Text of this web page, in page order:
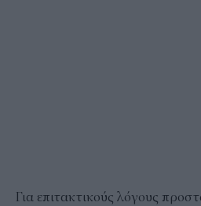
Για επιτακτικούς λόγους